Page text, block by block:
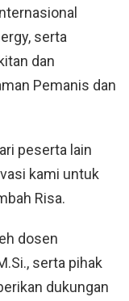
serta
dan
Pemanis dan
peserta lain
kami untuk
Risa.
dosen
serta pihak
dukungan